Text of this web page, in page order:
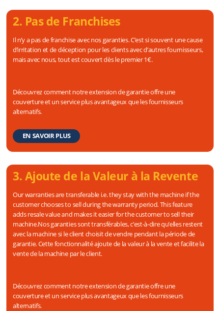
2. Pas de Franchises
Il n’y a pas de franchise avec nos garanties. C’est si souvent une cause
d’irritation et de déception pour les clients avec d’autres fournisseurs,
mais avec nous, tout est couvert dès le premier 1€.
Découvrez comment notre extension de garantie offre une
couverture et un service plus avantageux que les fournisseurs
alternatifs.
EN SAVOIR PLUS
3. Ajoute de la Valeur à la Revente
Our warranties are transferable i.e. they stay with the machine if the
customer chooses to sell during the warranty period. This feature
adds resale value and makes it easier for the customer to sell their
machine.Nos garanties sont transférables, c’est-à-dire qu’elles restent
avec la machine si le client choisit de vendre pendant la période de
garantie. Cette fonctionnalité ajoute de la valeur à la vente et facilite la
vente de la machine par le client.
Découvrez comment notre extension de garantie offre une
couverture et un service plus avantageux que les fournisseurs
alternatifs.